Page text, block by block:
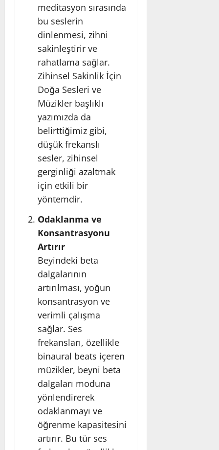
meditasyon sırasında
bu seslerin
dinlenmesi, zihni
sakinleştirir ve
rahatlama sağlar.
Zihinsel Sakinlik İçin
Doğa Sesleri ve
Müzikler başlıklı
yazımızda da
belirttiğimiz gibi,
düşük frekanslı
sesler, zihinsel
gerginliği azaltmak
için etkili bir
yöntemdir.
Odaklanma ve
Konsantrasyonu
Artırır
Beyindeki beta
dalgalarının
artırılması, yoğun
konsantrasyon ve
verimli çalışma
sağlar. Ses
frekansları, özellikle
binaural beats içeren
müzikler, beyni beta
dalgaları moduna
yönlendirerek
odaklanmayı ve
öğrenme kapasitesini
artırır. Bu tür ses